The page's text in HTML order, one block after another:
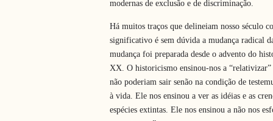
modernas de exclusão e de discriminação.
Há muitos traços que delineiam nosso século
significativo é sem dúvida a mudança radical
mudança foi preparada desde o advento do
XX. O historicismo ensinou-nos a “relativizar”
não poderiam sair senão na condição de
à vida. Ele nos ensinou a ver as idéias e as
espécies extintas. Ele nos ensinou a não nos